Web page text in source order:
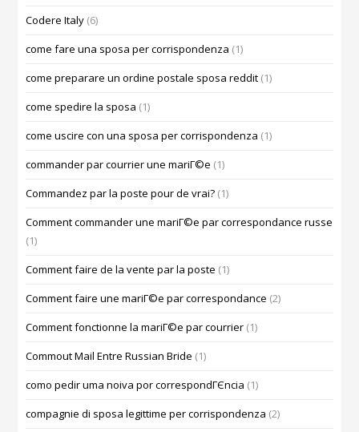
Codere Italy (6)
come fare una sposa per corrispondenza (1)
come preparare un ordine postale sposa reddit (1)
come spedire la sposa (1)
come uscire con una sposa per corrispondenza (1)
commander par courrier une mariГ©e (1)
Commandez par la poste pour de vrai? (1)
Comment commander une mariГ©e par correspondance russe
(1)
Comment faire de la vente par la poste (1)
Comment faire une mariГ©e par correspondance (2)
Comment fonctionne la mariГ©e par courrier (1)
Commout Mail Entre Russian Bride (1)
como pedir uma noiva por correspondГЄncia (1)
compagnie di sposa legittime per corrispondenza (2)